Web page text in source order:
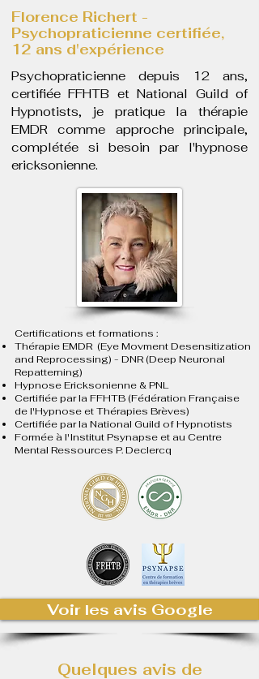
Florence Richert -
Psychopraticienne certifiée,
12 ans d'expérience
​Psychopraticienne depuis 12 ans,
certifiée FFHTB et National Guild of
Hypnotists, je pratique la thérapie
EMDR comme approche principale,
complétée si besoin par l'hypnose
ericksonienne.
Certifications et formations :
Thérapie EMDR (Eye Movment Desensitization
and Reprocessing) - DNR (Deep Neuronal
Repatterning)
Hypnose Ericksonienne & PNL
Certifiée par la FFHTB (Fédération Française
de l'Hypnose et Thérapies Brèves)
Certifiée par la National Guild of Hypnotists
Formée à l'Institut Psynapse et au Centre
Mental Ressources P. Declercq
Voir les avis Google
Quelques avis de